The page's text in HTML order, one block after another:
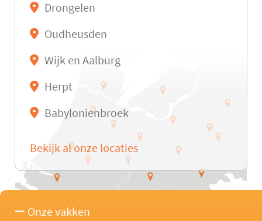
Drongelen
Oudheusden
Wijk en Aalburg
Herpt
Babylonienbroek
Bekijk al onze locaties
Onze vakken